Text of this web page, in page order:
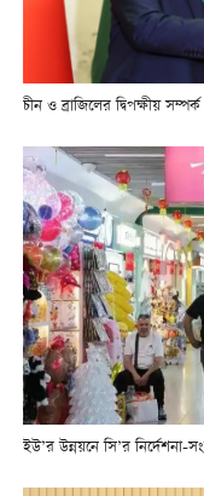
চীন ও ব্রাজিলের দ্বিপক্ষীয়
ইউ’র উন্নয়নে সি’র নির্দেশনা-